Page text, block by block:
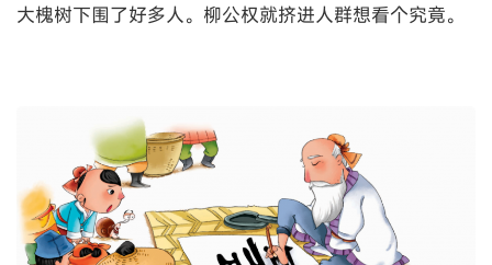
大槐树下围了好多人。柳公权就挤进人群想看个究竟。